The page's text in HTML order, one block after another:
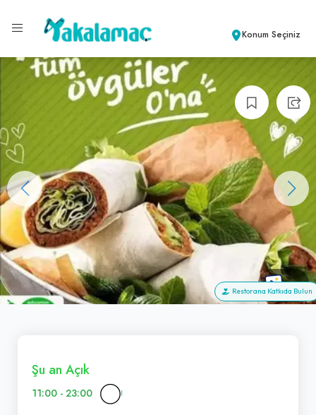
Konum Seçiniz
+6
Restorana Katkıda Bulun
Şu an Açık
11:00 - 23:00